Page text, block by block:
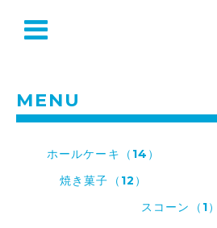
MENU
ホールケーキ（14）
焼き菓子（12）
スコーン（1）